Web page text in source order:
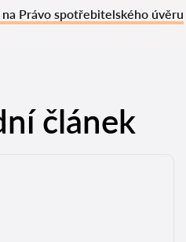
Právo spotřebitelského úvěru
článek